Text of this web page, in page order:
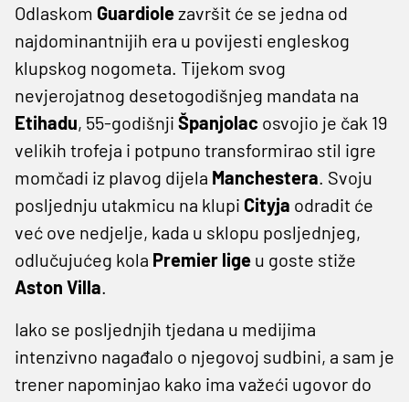
Odlaskom Guardiolezavršit će se jedna od
najdominantnijih era u povijesti engleskog
klupskog nogometa. Tijekom svog
nevjerojatnog desetogodišnjeg mandata na
Etihadu, 55-godišnji Španjolac osvojio je čak 19
velikih trofeja i potpuno transformirao stil igre
momčadi iz plavog dijela Manchestera. Svoju
posljednju utakmicu na klupi Cityja odradit će
već ove nedjelje, kada u sklopu posljednjeg,
odlučujućeg kola Premier lige u goste stiže
Aston Villa.
Iako se posljednjih tjedana u medijima
intenzivno nagađalo o njegovoj sudbini, a sam je
trener napominjao kako ima važeći ugovor do